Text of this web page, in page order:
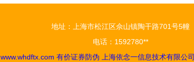
地址：上海市松江区佘山镇陶干路701号5幢
电话：1592780**
www.whdftx.com 有价证券防伪 上海依念一信息技术有限公司